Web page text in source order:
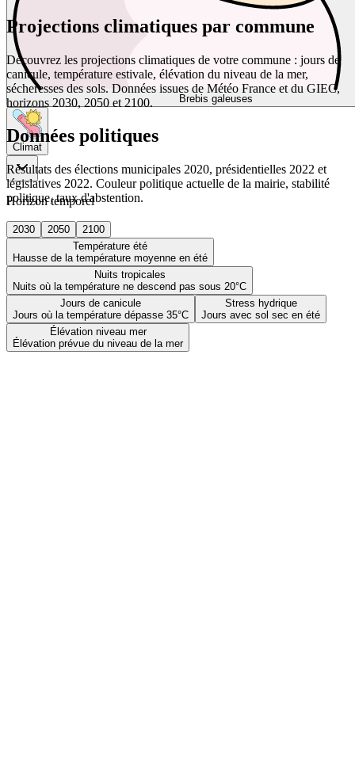
Brebis galeuses
Climat
Horizon temporel
2030 2050
2100
Température été
Hausse de la température moyenne en été
Nuits tropicales
Nuits où la température ne descend pas sous 20°C
Jours de canicule
Jours où la température dépasse 35°C
Stress hydrique
Jours avec sol sec en été
Élévation niveau mer
Élévation prévue du niveau de la mer
Projections climatiques par commune
Découvrez les projections climatiques de votre commune : jours de
canicule, température estivale, élévation du niveau de la mer,
sécheresses des sols. Données issues de Météo France et du GIEC,
horizons 2030, 2050 et 2100.
Données politiques
Résultats des élections municipales 2020, présidentielles 2022 et
législatives 2022. Couleur politique actuelle de la mairie, stabilité
politique, taux d'abstention.